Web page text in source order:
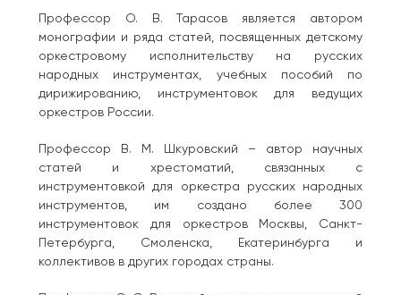
Профессор О. В. Тарасов является автором
монографии и ряда статей, посвященных детскому
оркестровому исполнительству на русских
народных инструментах, учебных пособий по
дирижированию, инструментовок для ведущих
оркестров России.
Профессор В. М. Шкуровский – автор научных
статей и хрестоматий, связанных с
инструментовкой для оркестра русских народных
инструментов, им создано более 300
инструментовок для оркестров Москвы, Санкт-
Петербурга, Смоленска, Екатеринбурга и
коллективов в других городах страны.